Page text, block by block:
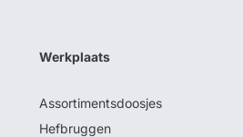
Werkplaats
Assortimentsdoosjes
Hefbruggen